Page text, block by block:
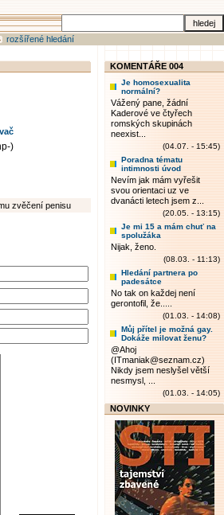
rozšířené hledání
)
zvěčení penisu
KOMENTÁŘE 004
Je homosexualita
normální?
Vážený pane, žádní
Kaderové ve čtyřech
romských skupinách
neexist...
(04.07. - 15:45)
Poradna tématu
intimnosti úvod
Nevím jak mám vyřešit
svou orientaci uz ve
dvanácti letech jsem z...
(20.05. - 13:15)
Je mi 15 a mám chuť na
spolužáka
Nijak, ženo.
(08.03. - 11:13)
Hledání partnera po
padesátce
No tak on každej není
gerontofil, že.....
(01.03. - 14:08)
Můj přítel je možná gay.
Dokáže milovat ženu?
@Ahoj
(ITmaniak@seznam.cz)
Nikdy jsem neslyšel větší
nesmysl, ...
(01.03. - 14:05)
NOVINKY